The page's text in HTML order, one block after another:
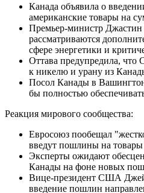
Канада объявила о
американские товары на
Премьер-министр Джастин
рассматриваются
сфере энергетики и
Оттава предупредила,
к никелю и урану из
Посол Канады в
бы полностью
Реакция мирового сообщества:
Евросоюз пообещал
введут пошлины на
Эксперты ожидают
Канады на фоне новых
Вице-президент США
введение пошлин